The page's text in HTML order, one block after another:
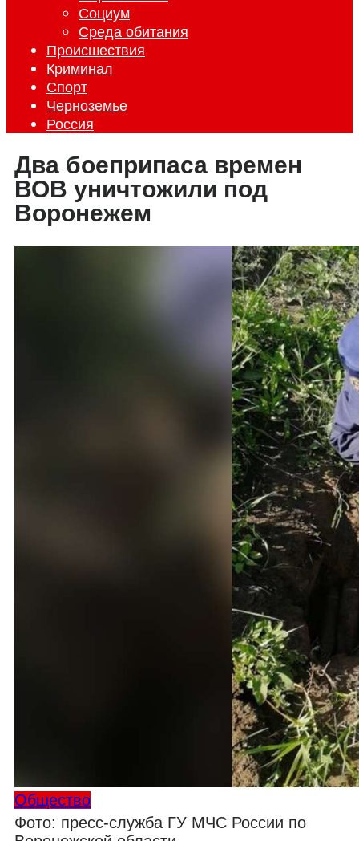
Социум
Среда обитания
Происшествия
Криминал
Спорт
Черноземье
Россия
Два боеприпаса времен
ВОВ уничтожили под
Воронежем
Общество
Фото: пресс-служба ГУ МЧС России по